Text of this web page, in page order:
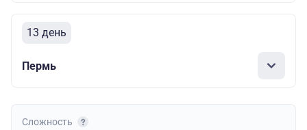
13 день
Пермь
Сложность